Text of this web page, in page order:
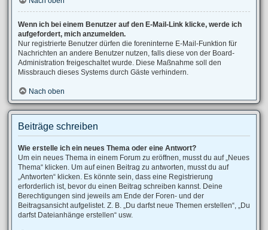
Wenn ich bei einem Benutzer auf den E-Mail-Link klicke, werde ich
aufgefordert, mich anzumelden.
Nur registrierte Benutzer dürfen die foreninterne E-Mail-Funktion für
Nachrichten an andere Benutzer nutzen, falls diese von der Board-
Administration freigeschaltet wurde. Diese Maßnahme soll den
Missbrauch dieses Systems durch Gäste verhindern.
Nach oben
Beiträge schreiben
Wie erstelle ich ein neues Thema oder eine Antwort?
Um ein neues Thema in einem Forum zu eröffnen, musst du auf „Neues
Thema“ klicken. Um auf einen Beitrag zu antworten, musst du auf
„Antworten“ klicken. Es könnte sein, dass eine Registrierung
erforderlich ist, bevor du einen Beitrag schreiben kannst. Deine
Berechtigungen sind jeweils am Ende der Foren- und der
Beitragsansicht aufgelistet. Z. B. „Du darfst neue Themen erstellen“, „Du
darfst Dateianhänge erstellen“ usw.